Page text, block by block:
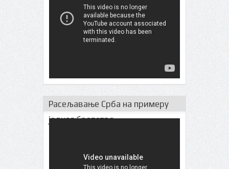
Расељавање Срба на примеру
једног братства